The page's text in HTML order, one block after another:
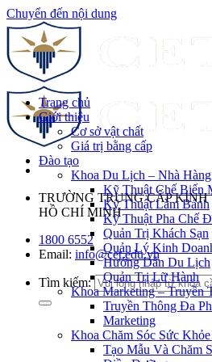
Chuyển đến nội dung
TRƯỜNG TRUNG CẤP KINH
HỒ CHÍ MINH
1800 6552
Email: info@cet.edu.vn
Tìm kiếm:
Trang chủ
Giới thiệu
Cơ sở vật chất
Giá trị bằng cấp
Đào tạo
Khoa Du Lịch – Nhà
Kỹ Thuật Chế Biến
Kỹ Thuật Làm Bánh
Kỹ Thuật Pha Chế
Quản Trị Khách Sạn
Quản Lý Kinh
Hướng Dẫn Du Lịch
Quản Trị Lữ Hành
Khoa Marketing – Truyền
Truyền Thông Đa
Marketing
Khoa Chăm Sóc Sức
Tạo Mẫu Và Chăm